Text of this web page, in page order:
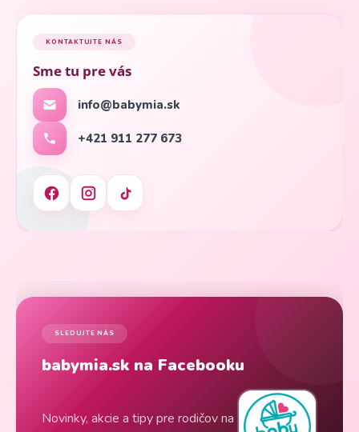
KONTAKTUJTE NÁS
Sme tu pre vás
info@babymia.sk
+421 911 277 673
SLEDUJTE NÁS
babymia.sk na Facebooku
Novinky, akcie a tipy pre rodičov na